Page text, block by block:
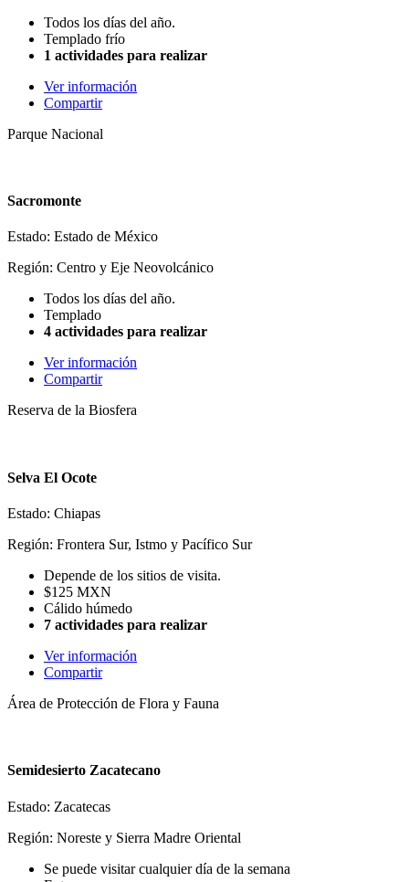
Todos los días del año.
Templado frío
1 actividades para realizar
Ver información
Compartir
Parque Nacional
Sacromonte
Estado: Estado de México
Región: Centro y Eje Neovolcánico
Todos los días del año.
Templado
4 actividades para realizar
Ver información
Compartir
Reserva de la Biosfera
Selva El Ocote
Estado: Chiapas
Región: Frontera Sur, Istmo y Pacífico Sur
Depende de los sitios de visita.
$125 MXN
Cálido húmedo
7 actividades para realizar
Ver información
Compartir
Área de Protección de Flora y Fauna
Semidesierto Zacatecano
Estado: Zacatecas
Región: Noreste y Sierra Madre Oriental
Se puede visitar cualquier día de la semana